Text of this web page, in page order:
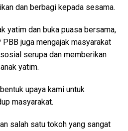
dan berbagi kepada sesama.
yatim dan buka puasa bersama,
juga mengajak masyarakat
serupa dan memberikan
yatim.
upaya kami untuk
masyarakat.
salah satu tokoh yang sangat